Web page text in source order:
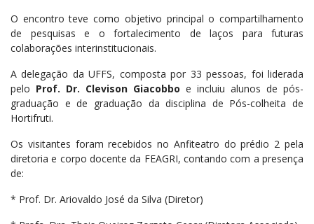
O encontro teve como objetivo principal o compartilhamento
de pesquisas e o fortalecimento de laços para futuras
colaborações interinstitucionais.
A delegação da UFFS, composta por 33 pessoas, foi liderada
pelo Prof. Dr. Clevison Giacobbo e incluiu alunos de pós-
graduação e de graduação da disciplina de Pós-colheita de
Hortifruti.
Os visitantes foram recebidos no Anfiteatro do prédio 2 pela
diretoria e corpo docente da FEAGRI, contando com a presença
de:
* Prof. Dr. Ariovaldo José da Silva (Diretor)